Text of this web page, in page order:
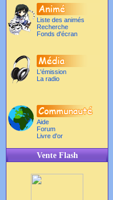
Liste des animés
Recherche
Fonds d'écran
L'émission
La radio
Aide
Forum
Livre d'or
Vente Flash